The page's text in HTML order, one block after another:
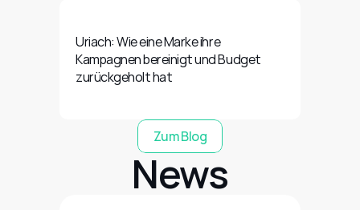
Uriach: Wie eine Marke ihre
Kampagnen bereinigt und Budget
zurückgeholt hat
Zum Blog
News